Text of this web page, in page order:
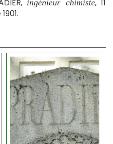
ingénieur chimiste, 11